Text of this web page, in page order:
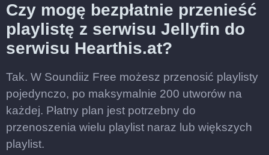
Czy mogę bezpłatnie przenieść
playlistę z serwisu Jellyfin do
serwisu Hearthis.at?
Tak. W Soundiiz Free możesz przenosić playlisty
pojedynczo, po maksymalnie 200 utworów na
każdej. Płatny plan jest potrzebny do
przenoszenia wielu playlist naraz lub większych
playlist.